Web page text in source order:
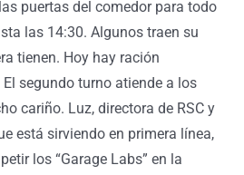
puertas del comedor para todo
las 14:30. Algunos traen su
tienen. Hoy hay ración
segundo turno atiende a los
cariño. Luz, directora de RSC y
está sirviendo en primera línea,
los “Garage Labs” en la